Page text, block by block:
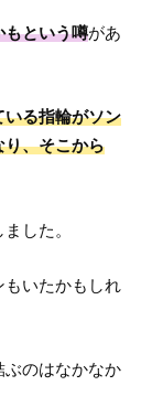
もという噂があ
いる指輪がソン
り、そこから
ました。
もいたかもしれ
ぶのはなかなか